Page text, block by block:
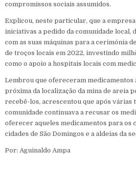
compromissos sociais assumidos.
Explicou, neste particular, que a
iniciativas a pedido da comunidade local,
com as suas máquinas para a cerimónia
de troços locais em 2022, investindo
como o apoio a hospitais locais com
Lembrou que ofereceram medicamentos
próxima da localização da mina de areia
recebê-los, acrescentou que após várias
comunidade continuava a recusar os
oferecer aqueles medicamentos para os
cidades de São Domingos e a aldeias da
Por: Aguinaldo Ampa